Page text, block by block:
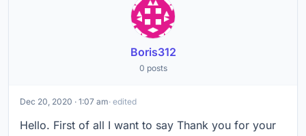
Boris312
0 posts
Dec 20, 2020 · 1:07 am· edited
Hello. First of all I want to say Thank you for your